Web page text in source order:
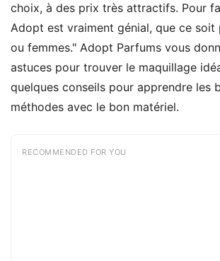
choix, à des prix très attractifs. Pour
Adopt est vraiment génial, que ce soit
ou femmes." Adopt Parfums vous
astuces pour trouver le maquillage
quelques conseils pour apprendre les
méthodes avec le bon matériel.
RECOMMENDED FOR YOU